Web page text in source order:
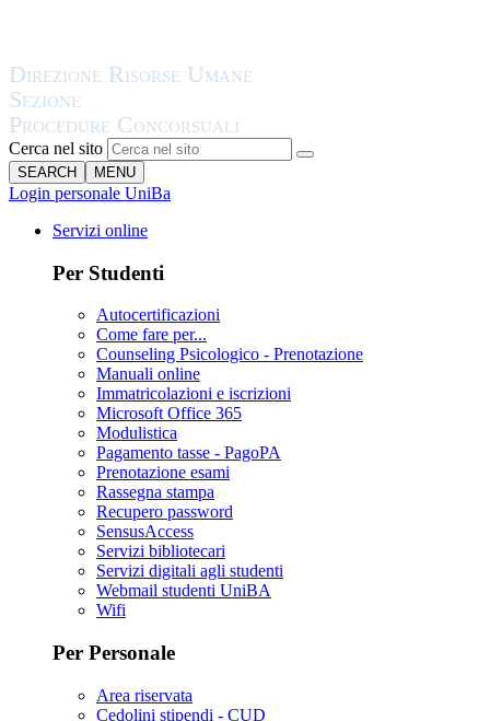
Cerca nel sito
SEARCH MENU
Login personale UniBa
Servizi online
Per Studenti
Autocertificazioni
Come fare per...
Counseling Psicologico - Prenotazione
Manuali online
Immatricolazioni e iscrizioni
Microsoft Office 365
Modulistica
Pagamento tasse - PagoPA
Prenotazione esami
Rassegna stampa
Recupero password
SensusAccess
Servizi bibliotecari
Servizi digitali agli studenti
Webmail studenti UniBA
Wifi
Per Personale
Area riservata
Cedolini stipendi - CUD